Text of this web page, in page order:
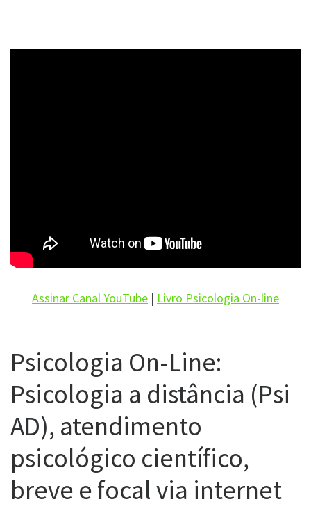
Assinar Canal YouTube | Livro Psicologia On-line
Psicologia On-Line:
Psicologia a distância (Psi
AD), atendimento
psicológico científico,
breve e focal via internet